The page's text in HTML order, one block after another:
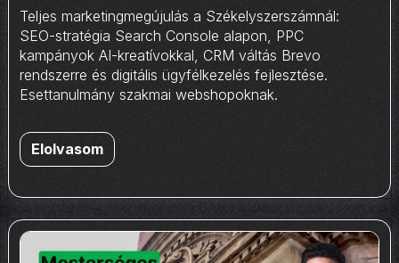
Teljes marketingmegújulás a Székelyszerszámnál:
SEO-stratégia Search Console alapon, PPC
kampányok AI-kreatívokkal, CRM váltás Brevo
rendszerre és digitális ügyfélkezelés fejlesztése.
Esettanulmány szakmai webshopoknak.
Elolvasom